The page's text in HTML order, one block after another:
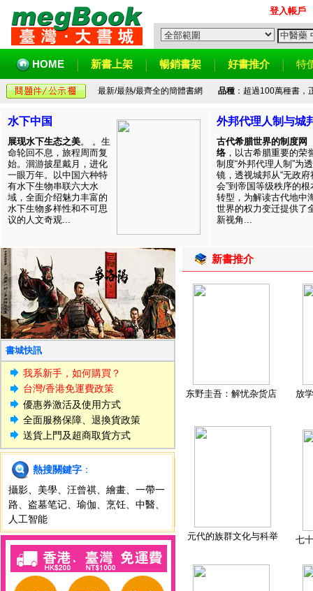
登入帳戶
HOME 新書上架 暢銷書架 好書推介 特
最新/最熱/最齊全的簡體書網 品種：超過100萬種書，
水下中国
展现水下生态之美。 。生
命轮回不息，旅程周而复
始。洄游披星戴月，进化
一眼万年。以中国六种特
有水下生物串联六大水
域，全面介绍魅力丰富的
水下生物多样性和不可思
议的人文奇观...
外邦代理人制与城
古代希腊世界的制度网
络 ，以古希腊重要的荣
制度“外邦代理人制”为透
镜，透视城邦从“无政府
会”到帝国等级秩序的根
转型，为解读古代地中
世界的权力变迁提供了
新视角...
書城快訊
我系新手，如何購買？
台灣/香港免運費政策
優惠券激活及使用方式
全面服務保障、退換貨政策
送貨上門及超商取貨方式
熱搜關鍵字 ：
攝影
美學 汪曾祺 繪畫
一帶一
路
盗墓笔记 瑜伽 烹饪 中醫
人工智能
新書推介
东野圭吾：解忧杂货店 放
元代的族群文化与科举 七